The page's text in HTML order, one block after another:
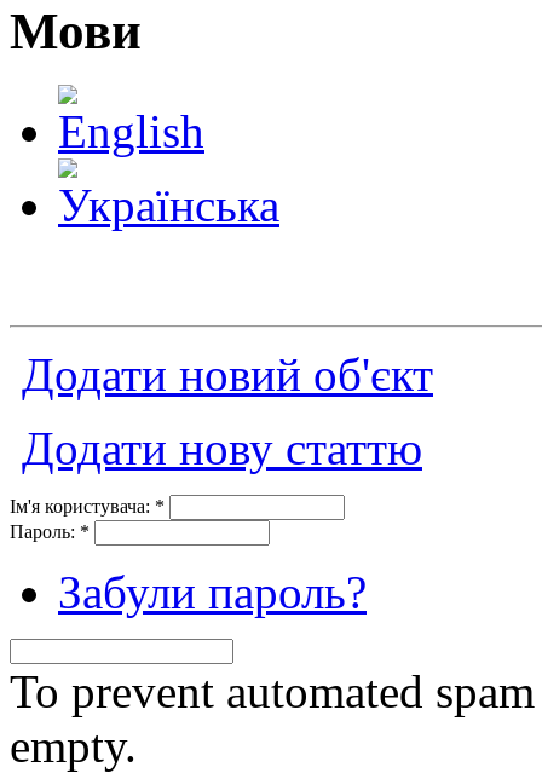
Мови
Додати новий об'єкт
Додати нову статтю
Ім'я користувача: *
Пароль: *
Забули пароль?
To prevent automated
empty.